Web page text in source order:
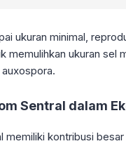
ukuran minimal,
memulihkan ukuran sel
Sentral dalam
memiliki kontribusi